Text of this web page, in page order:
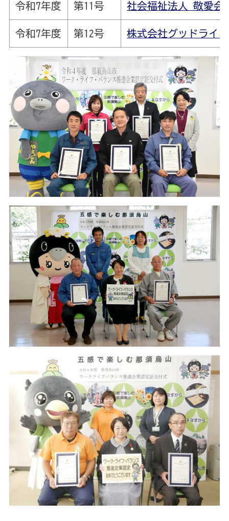
令和7年度 第11号 社会福祉法人 敬愛会
令和7年度 第12号 株式会社グッドライ